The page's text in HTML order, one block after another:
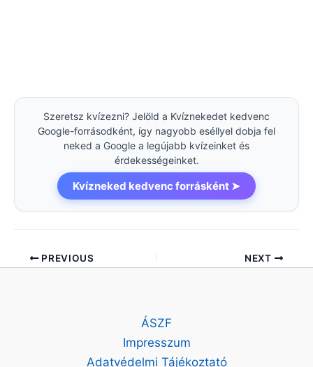
Szeretsz kvízezni? Jelöld a Kvíznekedet kedvenc
Google-forrásodként, így nagyobb eséllyel dobja fel
neked a Google a legújabb kvízeinket és
érdekességeinket.
Kvízneked kedvenc forrásként ➤
PREVIOUS NEXT
ÁSZF
Impresszum
Adatvédelmi Tájékoztató